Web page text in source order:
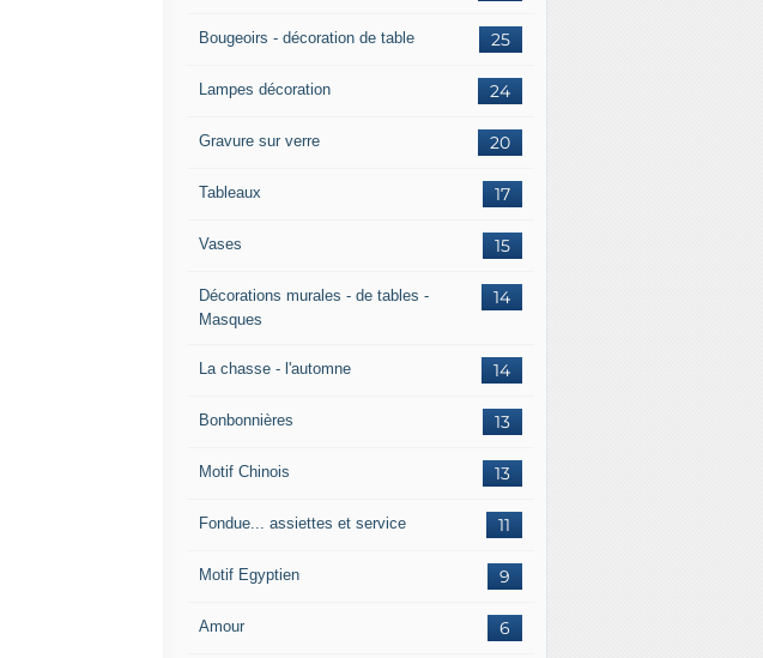
25
Bougeoirs - décoration de table
24
Lampes décoration
20
Gravure sur verre
17
Tableaux
15
Vases
14
Décorations murales - de tables -
Masques
14
La chasse - l'automne
13
Bonbonnières
13
Motif Chinois
11
Fondue... assiettes et service
9
Motif Egyptien
6
Amour